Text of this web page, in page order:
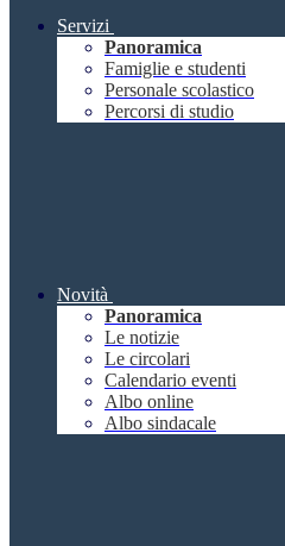
Servizi
Panoramica
Famiglie e studenti
Personale scolastico
Percorsi di studio
Novità
Panoramica
Le notizie
Le circolari
Calendario eventi
Albo online
Albo sindacale